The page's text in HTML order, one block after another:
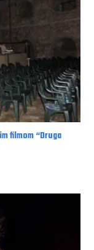
filmom “Druga